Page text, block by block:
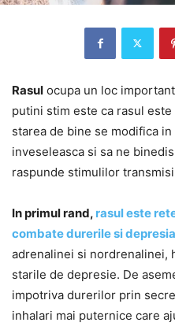
Rasul ocupa un loc
putini stim este ca rasul
starea de bine se modifica
inveseleasca si sa ne
raspunde stimulilor
In primul rand, rasul este
combate durerile si depresia
adrenalinei si nordrenalinei,
starile de depresie. De
impotriva durerilor prin
inhalari mai puternice care